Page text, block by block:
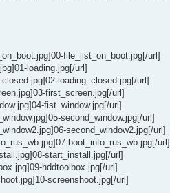
file_list_on_boot.jpg[/url]
loading.jpg[/url]
loading_closed.jpg[/url]
first_screen.jpg[/url]
fist_window.jpg[/url]
second_window.jpg[/url]
second_window2.jpg[/url]
boot_into_rus_wb.jpg[/url]
start_install.jpg[/url]
hddtoolbox.jpg[/url]
screenshoot.jpg[/url]